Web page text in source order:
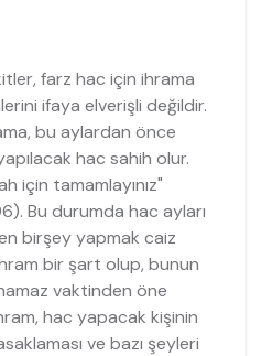
farz hac için ihrama
ifaya elverişli değildir.
bu aylardan önce
hac sahih olur.
için tamamlayınız"
Bu durumda hac ayları
birşey yapmak caiz
bir şart olup, bunun
vaktinden öne
hac yapacak kişinin
ve bazı şeyleri